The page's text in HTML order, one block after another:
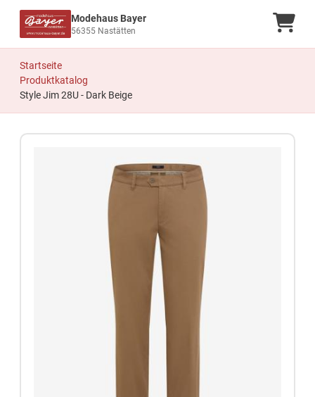
Modehaus Bayer
56355 Nastätten
Startseite
Produktkatalog
Style Jim 28U - Dark Beige